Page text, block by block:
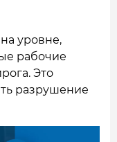
уровне,
рабочие
Это
разрушение